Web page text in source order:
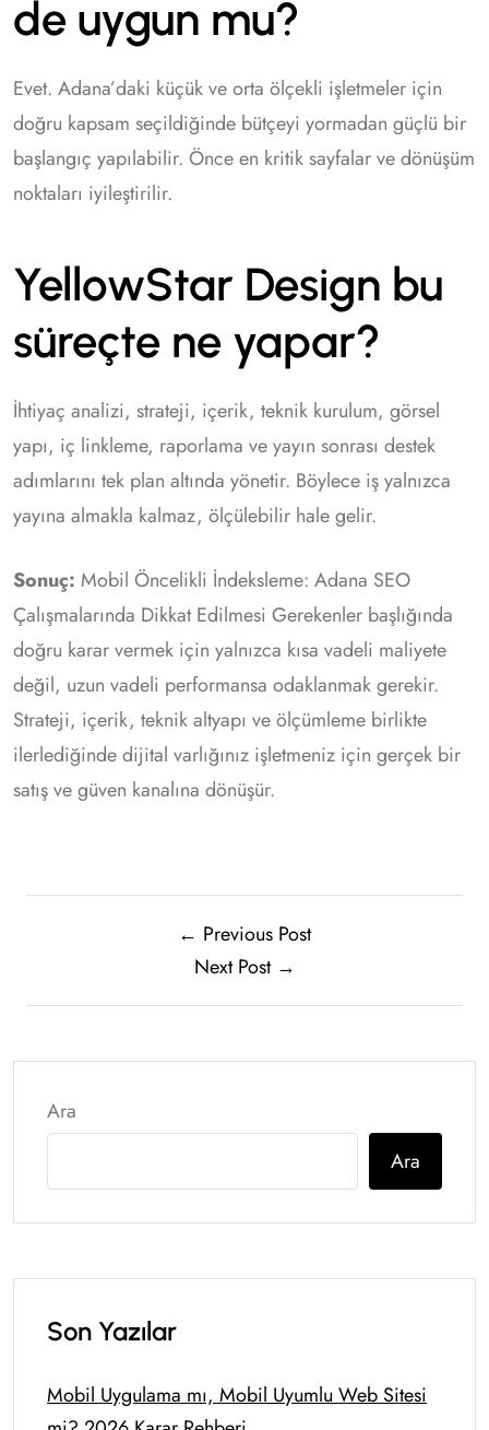
de uygun mu?
Evet. Adana’daki küçük ve orta ölçekli işletmeler için
doğru kapsam seçildiğinde bütçeyi yormadan güçlü bir
başlangıç yapılabilir. Önce en kritik sayfalar ve dönüşüm
noktaları iyileştirilir.
YellowStar Design bu
süreçte ne yapar?
İhtiyaç analizi, strateji, içerik, teknik kurulum, görsel
yapı, iç linkleme, raporlama ve yayın sonrası destek
adımlarını tek plan altında yönetir. Böylece iş yalnızca
yayına almakla kalmaz, ölçülebilir hale gelir.
Sonuç: Mobil Öncelikli İndeksleme: Adana SEO
Çalışmalarında Dikkat Edilmesi Gerekenler başlığında
doğru karar vermek için yalnızca kısa vadeli maliyete
değil, uzun vadeli performansa odaklanmak gerekir.
Strateji, içerik, teknik altyapı ve ölçümleme birlikte
ilerlediğinde dijital varlığınız işletmeniz için gerçek bir
satış ve güven kanalına dönüşür.
← Previous Post
Next Post →
Ara
Ara
Son Yazılar
Mobil Uygulama mı, Mobil Uyumlu Web Sitesi